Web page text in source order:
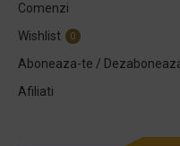
Comenzi
Wishlist
0
Aboneaza-te /
Afiliati